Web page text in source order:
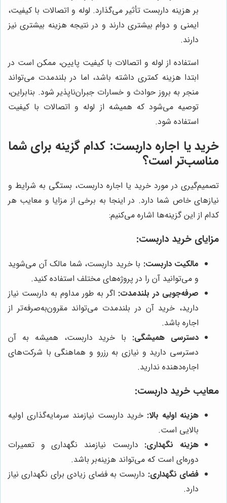
بر هزینه داربست تأثیر می‌گذارد. لوله و اتصالات با کیفیت،
ایمنی و دوام بیشتری دارند و در نتیجه هزینه بیشتری نیز
دارند.
استفاده از لوله و اتصالات با کیفیت پایین، ممکن است در
ابتدا هزینه کمتری داشته باشد، اما در بلندمدت می‌تواند
منجر به بروز حوادث و خسارات جبران‌ناپذیر شود. بنابراین،
توصیه می‌شود که همیشه از لوله و اتصالات با کیفیت
استفاده شود.
خرید یا اجاره داربست: کدام گزینه برای شما
مناسب‌تر است؟
تصمیم‌گیری در مورد خرید یا اجاره داربست، بستگی به شرایط و
نیازهای خاص شما دارد. در اینجا به برخی از مزایا و معایب هر
کدام از این گزینه‌ها اشاره می‌کنیم:
مزایای خرید داربست:
مالکیت داربست: با خرید داربست، شما مالک آن می‌شوید
و می‌توانید آن را در پروژه‌های مختلف استفاده کنید.
صرفه‌جویی در بلندمدت: اگر به طور مداوم به داربست نیاز
دارید، خرید آن در بلندمدت می‌تواند مقرون‌به‌صرفه‌تر از
اجاره باشد.
دسترسی همیشگی: با خرید داربست، همیشه به آن
دسترسی دارید و نیازی به رزرو و هماهنگی با شرکت‌های
اجاره‌دهنده ندارید.
معایب خرید داربست:
هزینه اولیه بالا: خرید داربست نیازمند سرمایه‌گذاری اولیه
بالایی است.
هزینه نگهداری: داربست نیازمند نگهداری و تعمیرات
دوره‌ای است که می‌تواند هزینه‌بر باشد.
فضای نگهداری: داربست به فضای زیادی برای نگهداری نیاز
دارد.